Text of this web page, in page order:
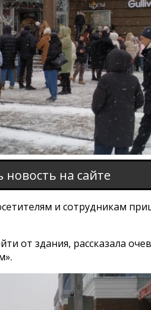
новость на сайте
и сотрудникам
от здания, рассказала